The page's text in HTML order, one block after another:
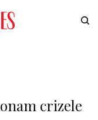
crizele